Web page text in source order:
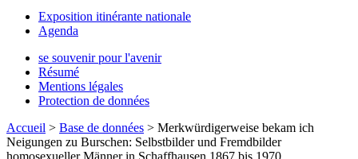
Exposition itinérante nationale
Agenda
se souvenir pour l'avenir
Résumé
Mentions légales
Protection de données
Accueil > Base de données > Merkwürdigerweise bekam ich
Neigungen zu Burschen: Selbstbilder und Fremdbilder
homosexueller Männer in Schaffhausen 1867 bis 1970